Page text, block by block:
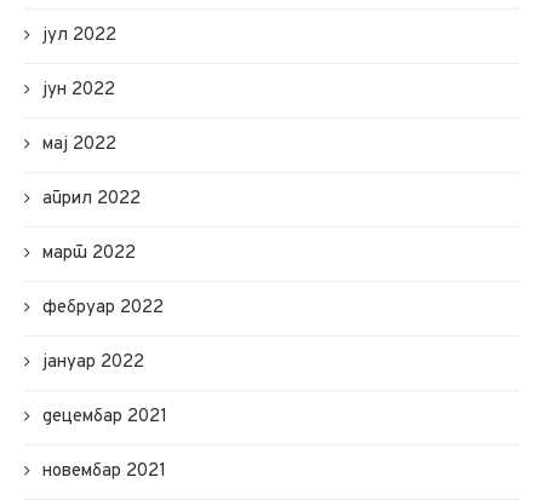
јул 2022
јун 2022
мај 2022
април 2022
март 2022
фебруар 2022
јануар 2022
децембар 2021
новембар 2021